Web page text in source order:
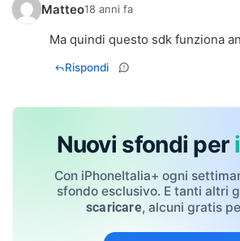
Matteo18 anni fa
Ma quindi questo sdk funziona
Rispondi
Nuovi sfondi per
Con iPhoneItalia+ ogni
sfondo esclusivo. E tanti altri
scaricare, alcuni gratis